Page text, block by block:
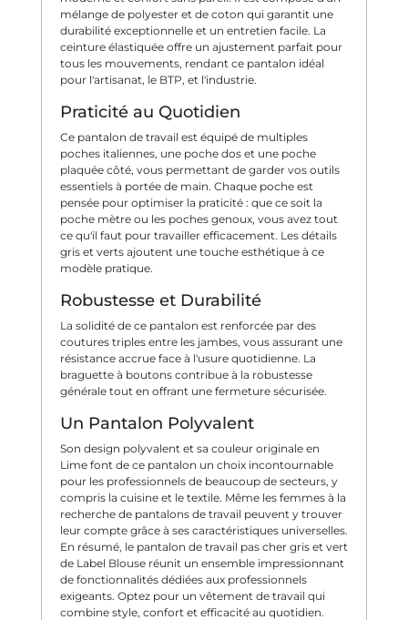
mélange de polyester et de coton qui garantit une
durabilité exceptionnelle et un entretien facile. La
ceinture élastiquée offre un ajustement parfait pour
tous les mouvements, rendant ce pantalon idéal
pour l'artisanat, le BTP, et l'industrie.
Praticité au Quotidien
Ce pantalon de travail est équipé de multiples
poches italiennes, une poche dos et une poche
plaquée côté, vous permettant de garder vos outils
essentiels à portée de main. Chaque poche est
pensée pour optimiser la praticité : que ce soit la
poche mètre ou les poches genoux, vous avez tout
ce qu'il faut pour travailler efficacement. Les détails
gris et verts ajoutent une touche esthétique à ce
modèle pratique.
Robustesse et Durabilité
La solidité de ce pantalon est renforcée par des
coutures triples entre les jambes, vous assurant une
résistance accrue face à l'usure quotidienne. La
braguette à boutons contribue à la robustesse
générale tout en offrant une fermeture sécurisée.
Un Pantalon Polyvalent
Son design polyvalent et sa couleur originale en
Lime font de ce pantalon un choix incontournable
pour les professionnels de beaucoup de secteurs, y
compris la cuisine et le textile. Même les femmes à la
recherche de pantalons de travail peuvent y trouver
leur compte grâce à ses caractéristiques universelles.
En résumé, le pantalon de travail pas cher gris et vert
de Label Blouse réunit un ensemble impressionnant
de fonctionnalités dédiées aux professionnels
exigeants. Optez pour un vêtement de travail qui
combine style, confort et efficacité au quotidien.